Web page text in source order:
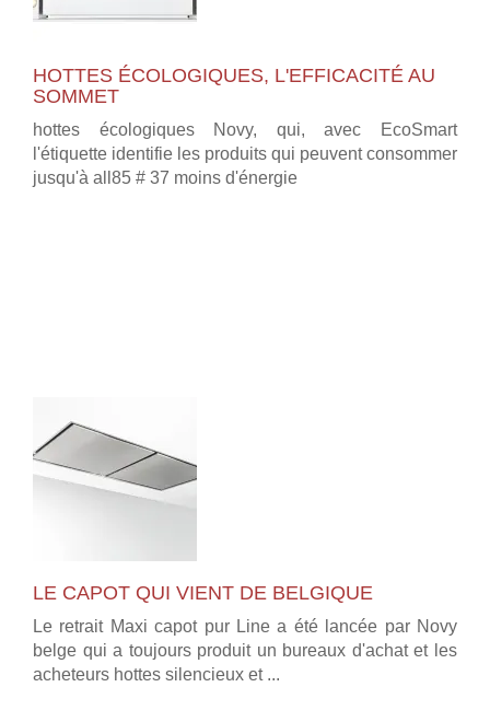
HOTTES ÉCOLOGIQUES, L'EFFICACITÉ AU
SOMMET
hottes écologiques Novy, qui, avec EcoSmart
l'étiquette identifie les produits qui peuvent consommer
jusqu'à all85 # 37 moins d'énergie
LE CAPOT QUI VIENT DE BELGIQUE
Le retrait Maxi capot pur Line a été lancée par Novy
belge qui a toujours produit un bureaux d'achat et les
acheteurs hottes silencieux et ...